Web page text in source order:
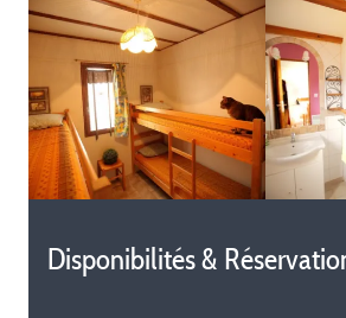
Disponibilités &